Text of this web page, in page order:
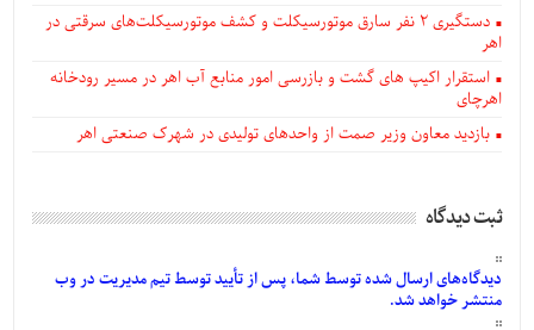
دستگيری ۲ نفر سارق موتورسیکلت و کشف موتورسیکلت‌های سرقتی در
اهر
استقرار اکیپ های گشت و بازرسی امور منابع آب اهر در مسیر رودخانه
اهرچای
بازدید معاون وزیر صمت از واحدهای تولیدی در شهرک صنعتی اهر
ثبت دیدگاه
دیدگاه‌هایارسالشدهتوسط شما، پس ازتأییدتوسط تیم مدیریت در وب
منتشر خواهد شد.